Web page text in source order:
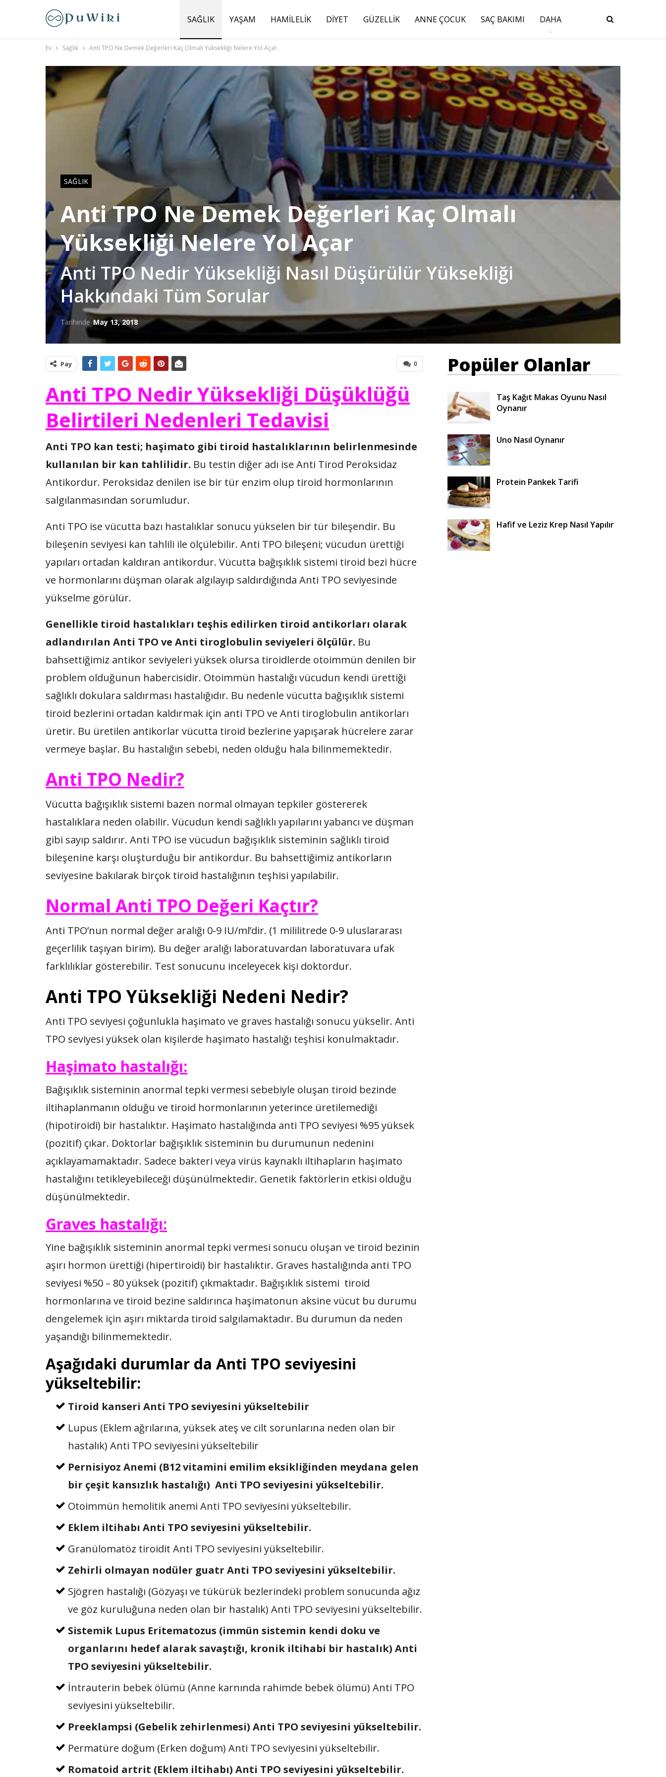
SAĞLIK YAŞAM HAMILELIK DIYET GÜZELLIK ANNE ÇOCUK SAÇ BAKIMI DAHA
Ev Sağlık Anti TPO Ne Demek Değerleri Kaç Olmalı Yüksekliği Nelere Yol Açar
SAĞLIK
Anti TPO Ne Demek Değerleri Kaç Olmalı
Yüksekliği Nelere Yol Açar
Anti TPO Nedir Yüksekliği Nasıl Düşürülür Yüksekliği
Hakkındaki Tüm Sorular
Tarihinde May 13, 2018
0
Pay
Anti TPO Nedir Yüksekliği Düşüklüğü
Belirtileri Nedenleri Tedavisi
Anti TPO kan testi; haşimato gibi tiroid hastalıklarının belirlenmesinde
kullanılan bir kan tahlilidir. Bu testin diğer adı ise Anti Tirod Peroksidaz
Antikordur. Peroksidaz denilen ise bir tür enzim olup tiroid hormonlarının
salgılanmasından sorumludur.
Anti TPO ise vücutta bazı hastalıklar sonucu yükselen bir tür bileşendir. Bu
bileşenin seviyesi kan tahlili ile ölçülebilir. Anti TPO bileşeni; vücudun ürettiği
yapıları ortadan kaldıran antikordur. Vücutta bağışıklık sistemi tiroid bezi hücre
ve hormonlarını düşman olarak algılayıp saldırdığında Anti TPO seviyesinde
yükselme görülür.
Genellikle tiroid hastalıkları teşhis edilirken tiroid antikorları olarak
adlandırılan Anti TPO ve Anti tiroglobulin seviyeleri ölçülür. Bu
bahsettiğimiz antikor seviyeleri yüksek olursa tiroidlerde otoimmün denilen bir
problem olduğunun habercisidir. Otoimmün hastalığı vücudun kendi ürettiği
sağlıklı dokulara saldırması hastalığıdır. Bu nedenle vücutta bağışıklık sistemi
tiroid bezlerini ortadan kaldırmak için anti TPO ve Anti tiroglobulin antikorları
üretir. Bu üretilen antikorlar vücutta tiroid bezlerine yapışarak hücrelere zarar
vermeye başlar. Bu hastalığın sebebi, neden olduğu hala bilinmemektedir.
Anti TPO Nedir?
Vücutta bağışıklık sistemi bazen normal olmayan tepkiler göstererek
hastalıklara neden olabilir. Vücudun kendi sağlıklı yapılarını yabancı ve düşman
gibi sayıp saldırır. Anti TPO ise vücudun bağışıklık sisteminin sağlıklı tiroid
bileşenine karşı oluşturduğu bir antikordur. Bu bahsettiğimiz antikorların
seviyesine bakılarak birçok tiroid hastalığının teşhisi yapılabilir.
Normal Anti TPO Değeri Kaçtır?
Anti TPO’nun normal değer aralığı 0-9 IU/ml’dir. (1 mililitrede 0-9 uluslararası
geçerlilik taşıyan birim). Bu değer aralığı laboratuvardan laboratuvara ufak
farklılıklar gösterebilir. Test sonucunu inceleyecek kişi doktordur.
Anti TPO Yüksekliği Nedeni Nedir?
Anti TPO seviyesi çoğunlukla haşimato ve graves hastalığı sonucu yükselir. Anti
TPO seviyesi yüksek olan kişilerde haşimato hastalığı teşhisi konulmaktadır.
Haşimato hastalığı:
Bağışıklık sisteminin anormal tepki vermesi sebebiyle oluşan tiroid bezinde
iltihaplanmanın olduğu ve tiroid hormonlarının yeterince üretilemediği
(hipotiroidi) bir hastalıktır. Haşimato hastalığında anti TPO seviyesi %95 yüksek
(pozitif) çıkar. Doktorlar bağışıklık sisteminin bu durumunun nedenini
açıklayamamaktadır. Sadece bakteri veya virüs kaynaklı iltihapların haşimato
hastalığını tetikleyebileceği düşünülmektedir. Genetik faktörlerin etkisi olduğu
düşünülmektedir.
Graves hastalığı:
Yine bağışıklık sisteminin anormal tepki vermesi sonucu oluşan ve tiroid bezinin
aşırı hormon ürettiği (hipertiroidi) bir hastalıktır. Graves hastalığında anti TPO
seviyesi %50 – 80 yüksek (pozitif) çıkmaktadır. Bağışıklık sistemi tiroid
hormonlarına ve tiroid bezine saldırınca haşimatonun aksine vücut bu durumu
dengelemek için aşırı miktarda tiroid salgılamaktadır. Bu durumun da neden
yaşandığı bilinmemektedir.
Aşağıdaki durumlar da Anti TPO seviyesini
yükseltebilir:
Tiroid kanseri Anti TPO seviyesini yükseltebilir
Lupus (Eklem ağrılarına, yüksek ateş ve cilt sorunlarına neden olan bir
hastalık) Anti TPO seviyesini yükseltebilir
Pernisiyoz Anemi (B12 vitamini emilim eksikliğinden meydana gelen
bir çeşit kansızlık hastalığı) Anti TPO seviyesini yükseltebilir.
Otoimmün hemolitik anemi Anti TPO seviyesini yükseltebilir.
Eklem iltihabı Anti TPO seviyesini yükseltebilir.
Granülomatöz tiroidit Anti TPO seviyesini yükseltebilir.
Zehirli olmayan nodüler guatr Anti TPO seviyesini yükseltebilir.
Sjögren hastalığı (Gözyaşı ve tükürük bezlerindeki problem sonucunda ağız
ve göz kuruluğuna neden olan bir hastalık) Anti TPO seviyesini yükseltebilir.
Sistemik Lupus Eritematozus (immün sistemin kendi doku ve
organlarını hedef alarak savaştığı, kronik iltihabi bir hastalık) Anti
TPO seviyesini yükseltebilir.
İntrauterin bebek ölümü (Anne karnında rahimde bebek ölümü) Anti TPO
seviyesini yükseltebilir.
Preeklampsi (Gebelik zehirlenmesi) Anti TPO seviyesini yükseltebilir.
Permatüre doğum (Erken doğum) Anti TPO seviyesini yükseltebilir.
Romatoid artrit (Eklem iltihabı) Anti TPO seviyesini yükseltebilir.
Popüler Olanlar
Taş Kağıt Makas Oyunu Nasıl
Oynanır
Uno Nasıl Oynanır
Protein Pankek Tarifi
Hafif ve Leziz Krep Nasıl Yapılır